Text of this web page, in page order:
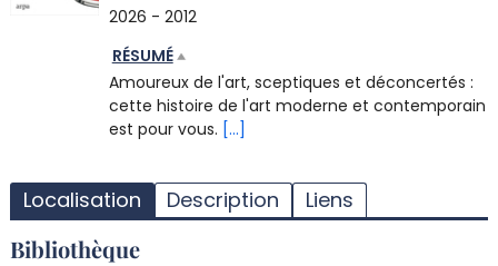
2026 - 2012
RÉSUMÉ
Amoureux de l'art, sceptiques et déconcertés :
cette histoire de l'art moderne et contemporain
est pour vous. [...]
Localisation Description Liens
Bibliothèque